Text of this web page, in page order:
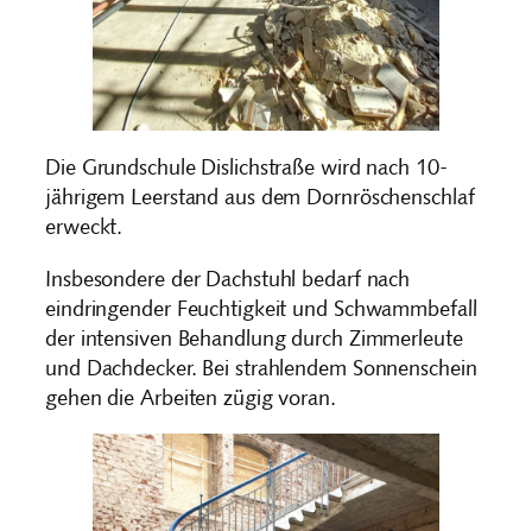
Die Grundschule Dislichstraße wird nach 10-
jährigem Leerstand aus dem Dornröschenschlaf
erweckt.
Insbesondere der Dachstuhl bedarf nach
eindringender Feuchtigkeit und Schwammbefall
der intensiven Behandlung durch Zimmerleute
und Dachdecker. Bei strahlendem Sonnenschein
gehen die Arbeiten zügig voran.